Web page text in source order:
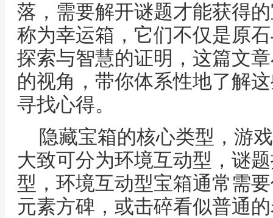
落，需要解开谜题才能获得
称为幸运箱，它们不仅是原
探索与智慧的证明，这篇文
的视角，带你体系性地了解
寻找心得。
隐藏宝箱的核心类型，游
大致可分为环境互动型，谜
型，环境互动型宝箱通常需
元素方碑，或击碎看似普通